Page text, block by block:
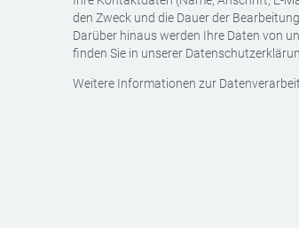
den Zweck und die Dauer der
Darüber hinaus werden Ihre Daten von
finden Sie in unserer
Weitere Informationen zur